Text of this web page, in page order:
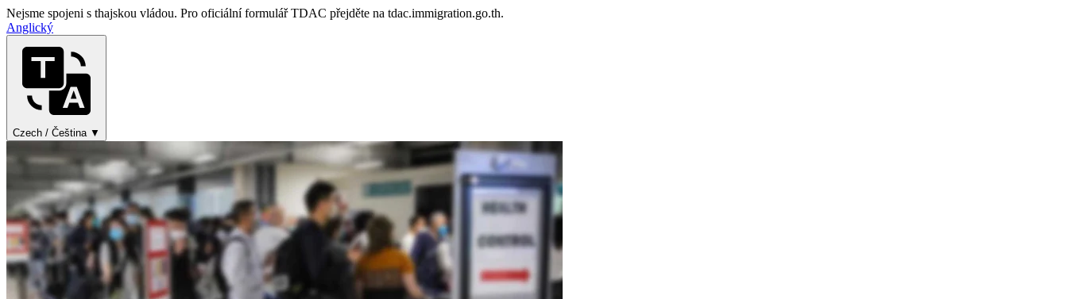
Nejsme spojeni s thajskou vládou. Pro oficiální formulář TDAC přejděte na tdac.immigration.go.th.
Anglický
Czech / Čeština ▼